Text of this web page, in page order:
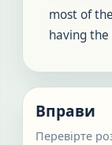
most of
having
Вправи
Перевірте